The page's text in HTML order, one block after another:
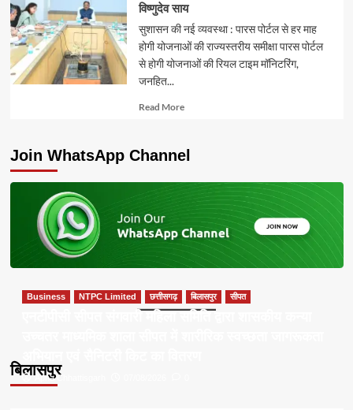
विष्णुदेव साय
सुशासन की नई व्यवस्था : पारस पोर्टल से हर माह
होगी योजनाओं की राज्यस्तरीय समीक्षा पारस पोर्टल
से होगी योजनाओं की रियल टाइम मॉनिटरिंग,
जनहित...
Read MoreRead
Join WhatsApp Channel
बिलासपुर
Business NTPC Limited छत्तीसगढ़ बिलासपुर सीपत
Apna Chhattisgarh